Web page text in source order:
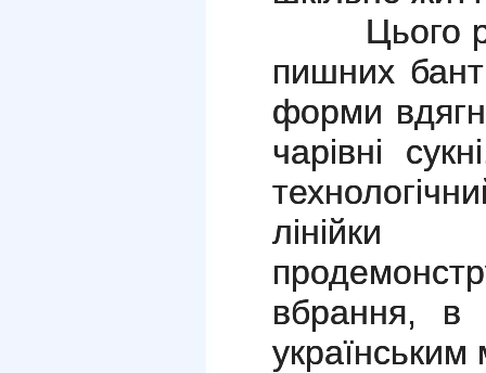
Цього
пишних
форми
чарівні
вбрання, в